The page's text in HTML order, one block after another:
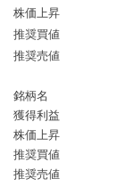
株価上昇
推奨買値
推奨売値
銘柄名
獲得利益
株価上昇
推奨買値
推奨売値